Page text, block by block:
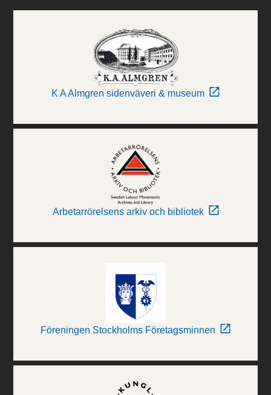
K A Almgren sidenväveri & museum
Arbetarrörelsens arkiv och bibliotek
Föreningen Stockholms Företagsminnen